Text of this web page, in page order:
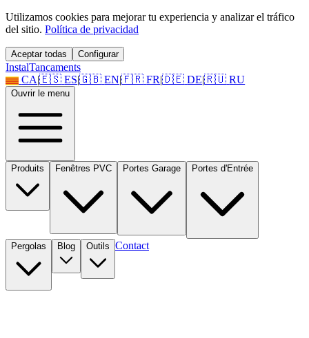
Utilizamos cookies para mejorar tu experiencia y analizar el tráfico
del sitio. Política de privacidad
Aceptar todas Configurar
InstalTancaments
CA|🇪🇸 ES|🇬🇧 EN|🇫🇷 FR|🇩🇪 DE|🇷🇺 RU
Ouvrir le menu
Produits Fenêtres PVC Portes Garage Portes d'Entrée
Pergolas Blog Outils Contact